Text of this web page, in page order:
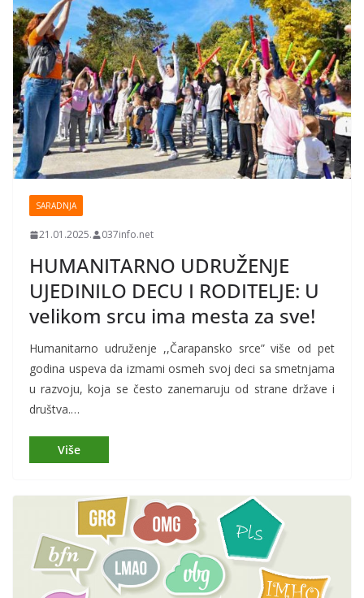
SARADNJA
21.01.2025. 037info.net
HUMANITARNO UDRUŽENJE
UJEDINILO DECU I RODITELJE: U
velikom srcu ima mesta za sve!
Humanitarno udruženje ,,Čarapansko srce” više od pet
godina uspeva da izmami osmeh svoj deci sa smetnjama
u razvoju, koja se često zanemaruju od strane države i
društva.…